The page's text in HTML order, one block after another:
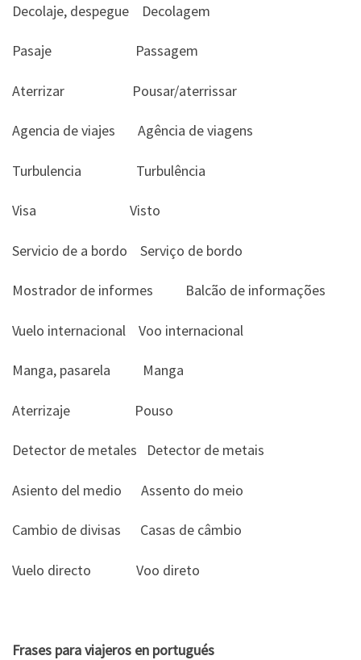
Decolaje, despegue Decolagem
Pasaje Passagem
Aterrizar Pousar/aterrissar
Agencia de viajes Agência de viagens
Turbulencia Turbulência
Visa Visto
Servicio de a bordo Serviço de bordo
Mostrador de informes Balcão de informações
Vuelo internacional Voo internacional
Manga, pasarela Manga
Aterrizaje Pouso
Detector de metales Detector de metais
Asiento del medio Assento do meio
Cambio de divisas Casas de câmbio
Vuelo directo Voo direto
Frases para viajeros en portugués